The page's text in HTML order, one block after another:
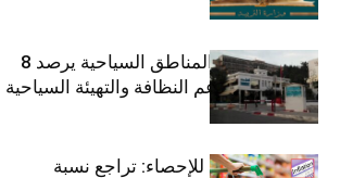
صندوق حماية المناطق السياحية يرصد 8
مليون دينار لدعم النظافة والتهيئة السياحية
المعهد الوطني للإحصاء: تراجع نسبة